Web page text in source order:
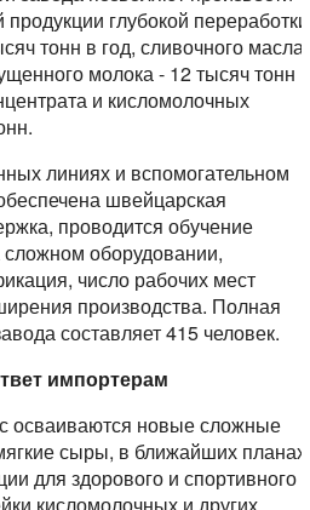
продукции глубокой
тонн в год, сливочного масла
молока - 12 тысяч тонн
и кисломолочных
линиях и вспомогательном
швейцарская
проводится обучение
сложном оборудовании,
число рабочих мест
производства. Полная
составляет 415 человек.
импортерам
осваиваются новые сложные
сыры, в ближайших планах
для здорового и спортивного